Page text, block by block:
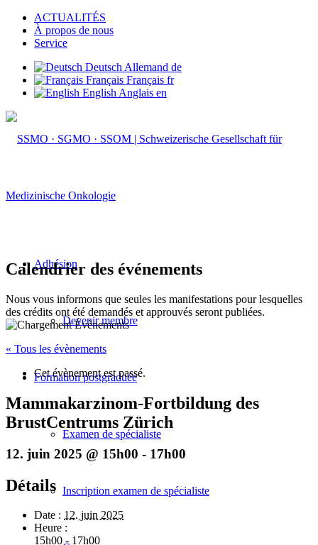
ACTUALITÉS
À propos de nous
Service
Deutsch Allemand de
Français Français fr
English Anglais en
Adhésion
Devenir membre
Formation postgraduée
Examen de spécialiste
Inscription examen de spécialiste
Calendrier des événements
Nous vous informons que seules les manifestations pour lesquelles
des crédits ont été demandés et approuvés seront publiées.
« Tous les évènements
Cet évènement est passé.
Mammakarzinom-Fortbildung des
BrustCentrums Zürich
12. juin 2025 @ 15h00 - 17h00
Détails
Date : 12. juin 2025
Heure :
15h00 - 17h00